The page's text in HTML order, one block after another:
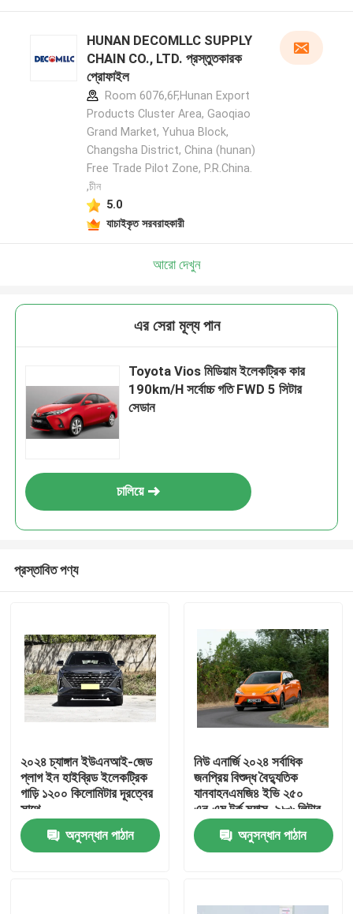
বাড়ি
HUNAN DECOMLLC SUPPLY
CHAIN CO., LTD. প্রস্তুতকারক
প্রোফাইল
Room 6076,6F,Hunan Export
Products Cluster Area, Gaoqiao
Grand Market, Yuhua Block,
Changsha District, China (hunan)
Free Trade Pilot Zone, P.R.China.
,চীন
5.0
যাচাইকৃত সরবরাহকারী
আরো দেখুন
এর সেরা মূল্য পান
Toyota Vios মিডিয়াম ইলেকট্রিক কার
190km/H সর্বোচ্চ গতি FWD 5 সিটার
সেডান
চালিয়ে
প্রস্তাবিত পণ্য
২০২৪ চ্যাঙ্গান ইউএনআই-জেড
প্লাগ ইন হাইব্রিড ইলেকট্রিক
গাড়ি ১২০০ কিলোমিটার দূরত্বের
সাথে
অনুসন্ধান পাঠান
নিউ এনার্জি ২০২৪ সর্বাধিক
জনপ্রিয় বিশুদ্ধ বৈদ্যুতিক
যানবাহনএমজি৪ ইভি ২৫০
এন.এম টর্ক ম্যাক্স. ৯৮৬ লিটার
অতিরিক্ত বড় ট্রাক স্পেস
অনুসন্ধান পাঠান